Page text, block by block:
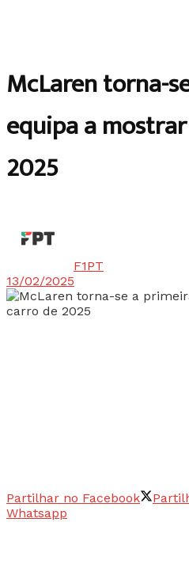
McLaren torna-
equipa a
2025
F1PT
13/02/2025
Partilhar no Facebook
Whatsapp